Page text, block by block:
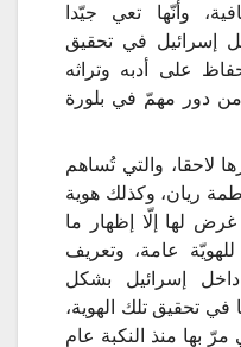
وأنّها تعي جيّدا
إسرائيل في تحقيق
على أدبه وتراثه
من دور مهمّ في بلورة
لاحقا، والتي تُساهم
ريان، وكذلك هوية
غرض لها إلّا إظهار ما
عامة، وتعريف
داخل إسرائيل بشكل
تحقيق تلك الهوية،
بها منذ النكبة عام